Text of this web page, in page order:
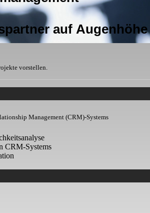
auf Augenhöhe
vorstellen.
Management (CRM)-Systems
CRM-Systems